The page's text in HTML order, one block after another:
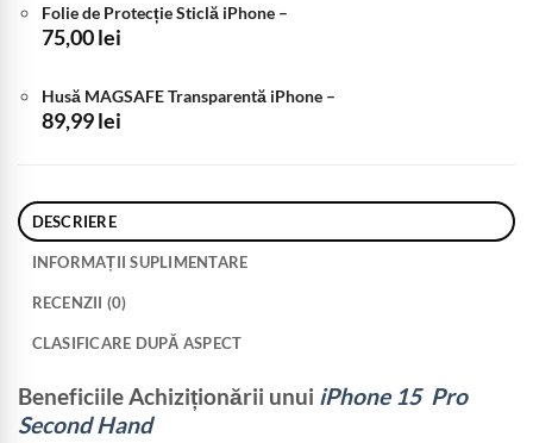
fost:
3.449,99 lei.
Folie de Protecție Sticlă iPhone –
75,00lei
Husă MAGSAFE Transparentă iPhone –
89,99lei
DESCRIERE
INFORMAȚII SUPLIMENTARE
RECENZII (0)
CLASIFICARE DUPĂ ASPECT
Beneficiile Achiziționării unui iPhone 15 Pro
Second Hand